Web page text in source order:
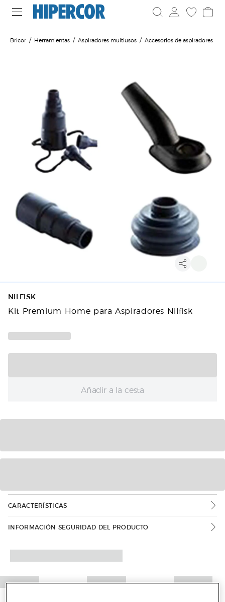
Bricor Herramientas Aspiradores multiusos Accesorios de aspiradores
NILFISK
Kit Premium Home para Aspiradores Nilfisk
Añadir a la cesta
CARACTERÍSTICAS
INFORMACIÓN SEGURIDAD DEL PRODUCTO